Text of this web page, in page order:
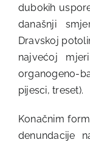
dubokih
današnji
Dravskoj
najvećoj
organogeno-
pijesci, treset).
Konačnim
denundacije